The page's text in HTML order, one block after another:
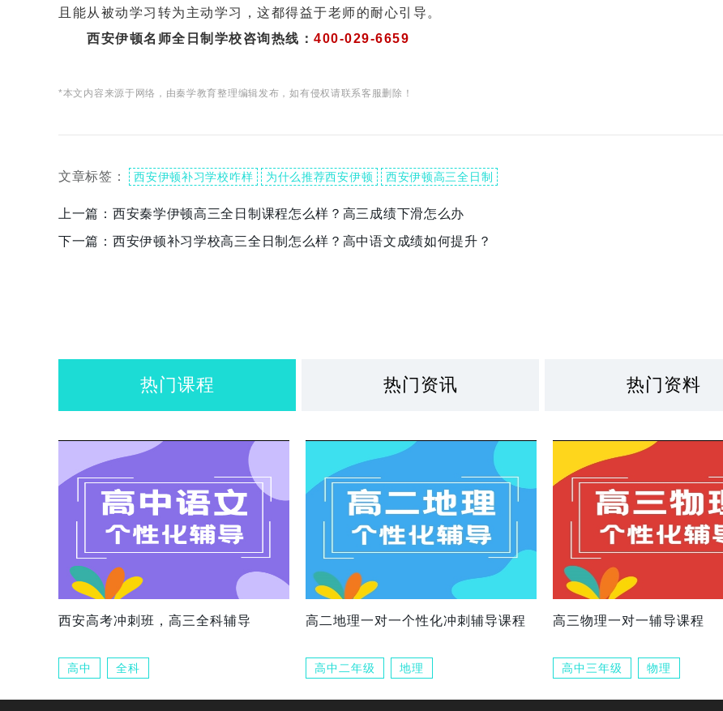
且能从被动学习转为主动学习，这都得益于老师的耐心引导。
西安伊顿名师全日制学校咨询热线： 400-029-6659
*本文内容来源于网络，由秦学教育整理编辑发布，如有侵权请联系客服删除！
文章标签： 西安伊顿补习学校咋样 为什么推荐西安伊顿 西安伊顿高三全日制
上一篇： 西安秦学伊顿高三全日制课程怎么样？高三成绩下滑怎么办
下一篇： 西安伊顿补习学校高三全日制怎么样？高中语文成绩如何提升？
热门课程 热门资讯 热门资料
西安高考冲刺班，高三全科辅导
高中 全科
高二地理一对一个性化冲刺辅导课程
高中二年级 地理
高三物理一对一辅导课程
高中三年级 物理